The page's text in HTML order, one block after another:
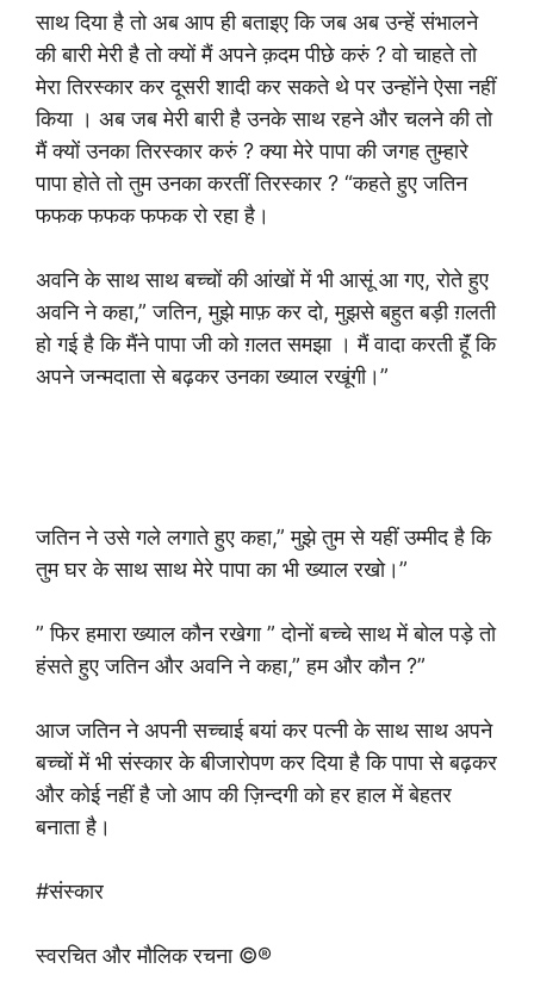
साथ दिया है तो अब आप ही बताइए कि जब अब उन्हें संभालने
की बारी मेरी है तो क्यों मैं अपने क़दम पीछे करुं ? वो चाहते तो
मेरा तिरस्कार कर दूसरी शादी कर सकते थे पर उन्होंने ऐसा नहीं
किया । अब जब मेरी बारी है उनके साथ रहने और चलने की तो
मैं क्यों उनका तिरस्कार करुं ? क्या मेरे पापा की जगह तुम्हारे
पापा होते तो तुम उनका करतीं तिरस्कार ? “कहते हुए जतिन
फफक फफक फफक रो रहा है।
अवनि के साथ साथ बच्चों की आंखों में भी आसूं आ गए, रोते हुए
अवनि ने कहा,” जतिन, मुझे माफ़ कर दो, मुझसे बहुत बड़ी ग़लती
हो गई है कि मैंने पापा जी को ग़लत समझा । मैं वादा करती हूॅं कि
अपने जन्मदाता से बढ़कर उनका ख्याल रखूंगी।”
जतिन ने उसे गले लगाते हुए कहा,” मुझे तुम से यहीं उम्मीद है कि
तुम घर के साथ साथ मेरे पापा का भी ख्याल रखो।”
” फिर हमारा ख्याल कौन रखेगा ” दोनों बच्चे साथ में बोल पड़े तो
हंसते हुए जतिन और अवनि ने कहा,” हम और कौन ?”
आज जतिन ने अपनी सच्चाई बयां कर पत्नी के साथ साथ अपने
बच्चों में भी संस्कार के बीजारोपण कर दिया है कि पापा से बढ़कर
और कोई नहीं है जो आप की ज़िन्दगी को हर हाल में बेहतर
बनाता है।
#संस्कार
स्वरचित और मौलिक रचना ©®